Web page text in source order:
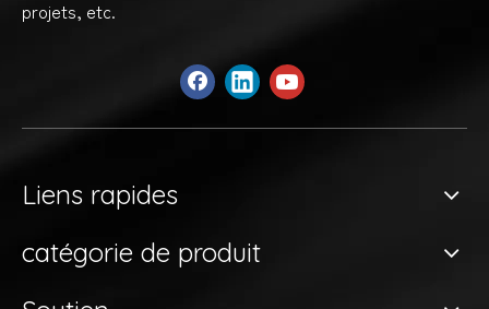
projets, etc.
Liens rapides
catégorie de produit